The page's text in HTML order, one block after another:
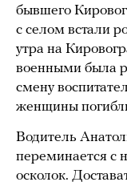
бывшего
с селом встали
утра на
военными была
смену
женщины
Водитель
переминается с
осколок.